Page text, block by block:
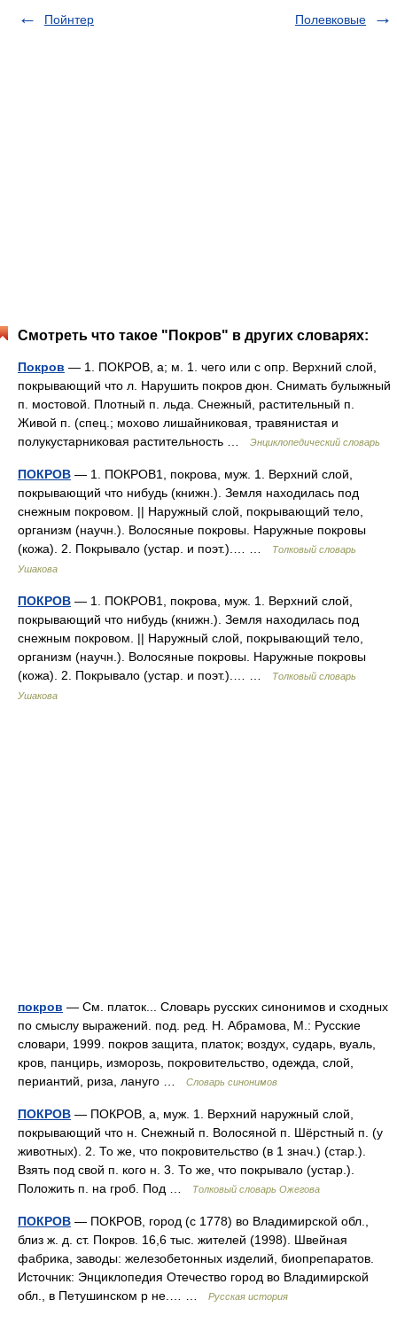
Пойнтер Полевковые
Смотреть что такое "Покров" в других словарях:
Покров — 1. ПОКРОВ, а; м. 1. чего или с опр. Верхний слой,
покрывающий что л. Нарушить покров дюн. Снимать булыжный
п. мостовой. Плотный п. льда. Снежный, растительный п.
Живой п. (спец.; мохово лишайниковая, травянистая и
полукустарниковая растительность …
Энциклопедический словарь
ПОКРОВ — 1. ПОКРОВ1, покрова, муж. 1. Верхний слой,
покрывающий что нибудь (книжн.). Земля находилась под
снежным покровом. || Наружный слой, покрывающий тело,
организм (научн.). Волосяные покровы. Наружные покровы
(кожа). 2. Покрывало (устар. и поэт.).… …
Толковый словарь
Ушакова
ПОКРОВ — 1. ПОКРОВ1, покрова, муж. 1. Верхний слой,
покрывающий что нибудь (книжн.). Земля находилась под
снежным покровом. || Наружный слой, покрывающий тело,
организм (научн.). Волосяные покровы. Наружные покровы
(кожа). 2. Покрывало (устар. и поэт.).… …
Толковый словарь
Ушакова
покров — См. платок... Словарь русских синонимов и сходных
по смыслу выражений. под. ред. Н. Абрамова, М.: Русские
словари, 1999. покров защита, платок; воздух, сударь, вуаль,
кров, панцирь, изморозь, покровительство, одежда, слой,
периантий, риза, лануго …
Словарь синонимов
ПОКРОВ — ПОКРОВ, а, муж. 1. Верхний наружный слой,
покрывающий что н. Снежный п. Волосяной п. Шёрстный п. (у
животных). 2. То же, что покровительство (в 1 знач.) (стар.).
Взять под свой п. кого н. 3. То же, что покрывало (устар.).
Положить п. на гроб. Под …
Толковый словарь Ожегова
ПОКРОВ — ПОКРОВ, город (с 1778) во Владимирской обл.,
близ ж. д. ст. Покров. 16,6 тыс. жителей (1998). Швейная
фабрика, заводы: железобетонных изделий, биопрепаратов.
Источник: Энциклопедия Отечество город во Владимирской
обл., в Петушинском р не.… …
Русская история